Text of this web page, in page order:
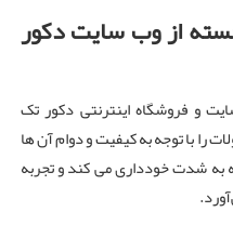
از وب سایت دکور
و فروشگاه اینترنتی دکور تک
را با توجه به کیفیت و دوام آن ها
به شدت خودداری می کند و تجربه